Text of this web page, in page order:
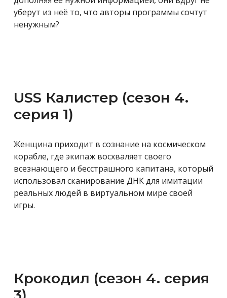
уберут из неё то, что авторы программы сочтут
ненужным?
USS Калистер (сезон 4.
серия 1)
Женщина приходит в сознание на космическом
корабле, где экипаж восхваляет своего
всезнающего и бесстрашного капитана, который
использовал сканирование ДНК для имитации
реальных людей в виртуальном мире своей
игры.
Крокодил (сезон 4. серия